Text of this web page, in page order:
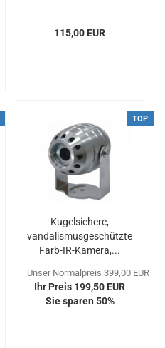
115,00 EUR
TOP
Kugelsichere,
vandalismusgeschützte
Farb-IR-Kamera,...
Unser Normalpreis 399,00 EUR
Ihr Preis 199,50 EUR
Sie sparen 50%